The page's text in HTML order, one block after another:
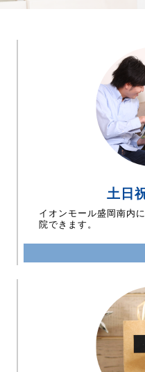
土日
イオンモール盛岡南内
院できます。